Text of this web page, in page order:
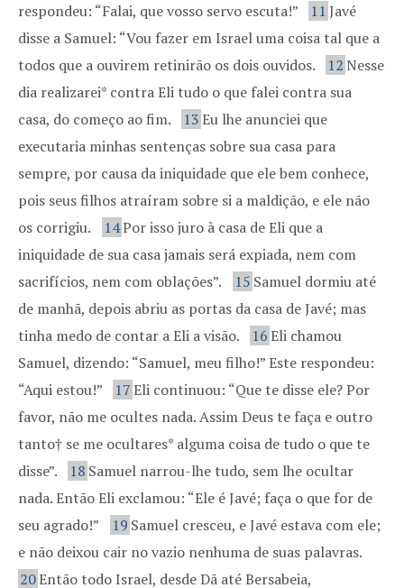
respondeu: “Falai, que vosso servo escuta!”
11 Javé
disse a Samuel: “Vou fazer em Israel uma coisa tal que a
todos que a ouvirem retinirão os dois ouvidos.
12Nesse
dia realizarei* contra Eli tudo o que falei contra sua
casa, do começo ao fim.
13Eu lhe anunciei que
executaria minhas sentenças sobre sua casa para
sempre, por causa da iniquidade que ele bem conhece,
pois seus filhos atraíram sobre si a maldição, e ele não
os corrigiu.
14Por isso juro à casa de Eli que a
iniquidade de sua casa jamais será expiada, nem com
sacrifícios, nem com oblações”.
15 Samuel dormiu até
de manhã, depois abriu as portas da casa de Javé; mas
tinha medo de contar a Eli a visão.
16Eli chamou
Samuel, dizendo: “Samuel, meu filho!” Este respondeu:
“Aqui estou!”
17Eli continuou: “Que te disse ele? Por
favor, não me ocultes nada. Assim Deus te faça e outro
tanto† se me ocultares* alguma coisa de tudo o que te
disse”.
18 Samuel narrou-lhe tudo, sem lhe ocultar
nada. Então Eli exclamou: “Ele é Javé; faça o que for de
seu agrado!”
19 Samuel cresceu, e Javé estava com ele;
e não deixou cair no vazio nenhuma de suas palavras.
20Então todo Israel, desde Dã até Bersabeia,